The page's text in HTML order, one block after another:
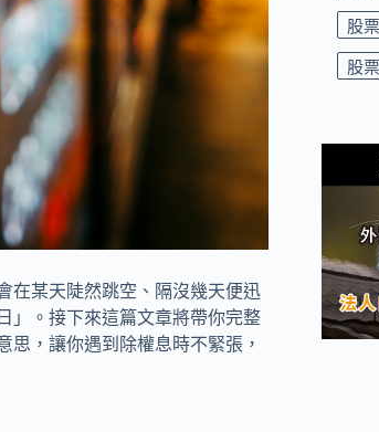
在某天陡然跳空、隔沒幾天便迅
」。接下來這篇文章將帶你完整
，讓你遇到除權息時不緊張，
股
股